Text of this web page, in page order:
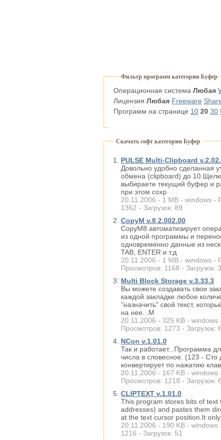
Фильтр программ категории Буфер
Операционная система Любая
Лицензия Любая Freeware
Программ на странице 10 20 30
Скачать софт категории Буфер
PULSE Multi-Clipboard
Довольно удобно сделанная
обмена (clipboard) до
выбираете текущий буфер и
при этом сохр
20.11.2006 - 1 MB - windows -
1362 - Загрузок: 89
CopyM v.8 2.002.00
CopyM8 автоматизирует
из одной программы и
одновременно данные из
TAB, ENTER и т.д
20.11.2006 - 1 MB - windows -
Просмотров: 1168 - Загрузок:
Multi Block Storage v.3.33.3
Вы можете создавать свои
каждой закладке любое
"назначить" свой текст,
на нее...М
20.11.2006 - 325 KB -
Просмотров: 1273 - Загрузок:
NCon v.1.01.0
Так и работает...Программа
числа в словесное. (123 - Сто
конвертирует по нажатию
20.11.2006 - 167 KB -
Просмотров: 1218 - Загрузок:
CLIPTEXT v.1.01.0
This program stores bits of
addresses) and pastes them
at the text cursor position.It
20.11.2006 - 190 KB -
1216 - Загрузок: 51